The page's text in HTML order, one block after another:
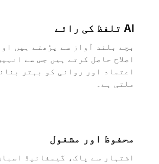
AI تلفظ کی رائے
بچے بلند آواز سے پڑھتے ہیں
اصلاح حاصل کرتے ہیں جس سے
اعتماد اور روانی کو بہتر
ملتی ہے۔
محفوظ اور مشغول
اشتہار سے پاک، گیمفائیڈ